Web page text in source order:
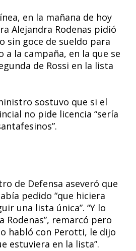
en la mañana de hoy
Alejandra Rodenas pidió
sin goce de sueldo para
a la campaña, en la que se
de Rossi en la lista
sostuvo que si el
no pide licencia “sería
de Defensa aseveró que
pedido “que hiciera
una lista única”. “Y lo
Rodenas”, remarcó pero
habló con Perotti, le dijo
estuviera en la lista”.